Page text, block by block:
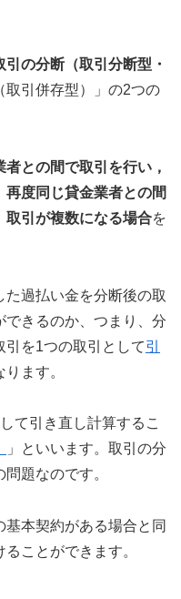
引の分断（取引分断型・
取引併存型）」の2つの
との間で取引を行い，
度同じ貸金業者との間
取引が複数になる場合を
過払い金を分断後の取
できるのか、つまり、分
引を1つの取引として引
ます。
て引き直し計算するこ
」といいます。取引の分
題なのです。
本契約がある場合と同
ことができます。